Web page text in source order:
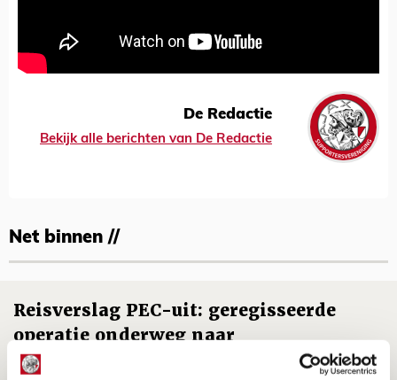
De Redactie
Bekijk alle berichten van De Redactie
Net binnen //
Reisverslag PEC-uit: geregisseerde
operatie onderweg naar
‘voetbaltempel’